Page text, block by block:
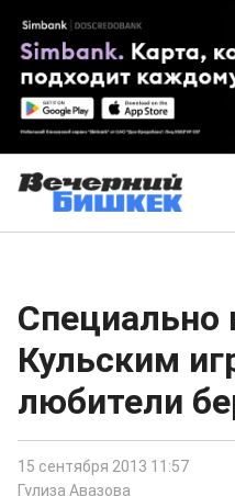
Кульским
любители
15 сентября 2013 11:57
Гулиза Авазова